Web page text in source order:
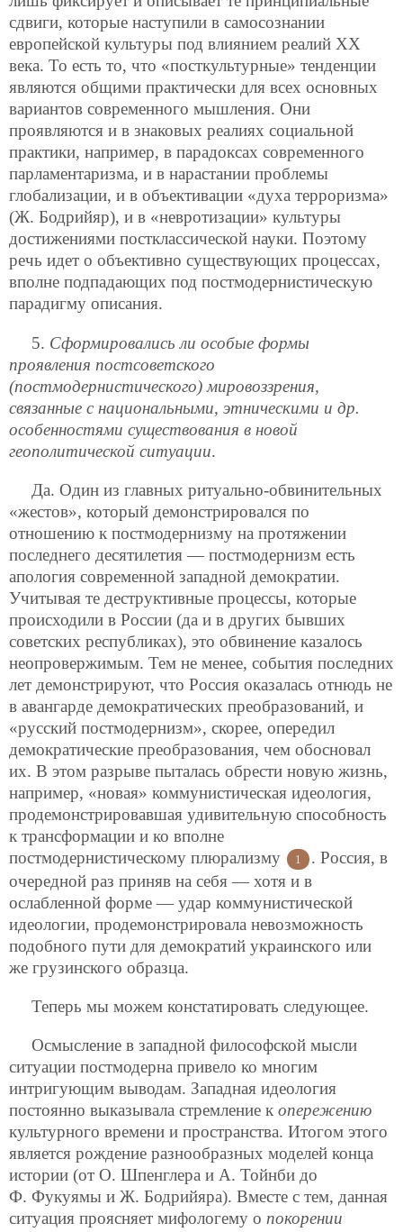
сдвиги, которые наступили в самосознании
европейской культуры под влиянием реалий XX
века. То есть то, что «посткультурные» тенденции
являются общими практически для всех основных
вариантов современного мышления. Они
проявляются и в знаковых реалиях социальной
практики, например, в парадоксах современного
парламентаризма, и в нарастании проблемы
глобализации, и в объективации «духа терроризма»
(Ж. Бодрийяр), и в «невротизации» культуры
достижениями постклассической науки. Поэтому
речь идет о объективно существующих процессах,
вполне подпадающих под постмодернистическую
парадигму описания.
5. Сформировались ли особые формы
проявления постсоветского
(постмодернистического) мировоззрения,
связанные с национальными, этническими и др.
особенностями существования в новой
геополитической ситуации.
Да. Один из главных ритуально-обвинительных
«жестов», который демонстрировался по
отношению к постмодернизму на протяжении
последнего десятилетия — постмодернизм есть
апология современной западной демократии.
Учитывая те деструктивные процессы, которые
происходили в России (да и в других бывших
советских республиках), это обвинение казалось
неопровержимым. Тем не менее, события последних
лет демонстрируют, что Россия оказалась отнюдь не
в авангарде демократических преобразований, и
«русский постмодернизм», скорее, опередил
демократические преобразования, чем обосновал
их. В этом разрыве пыталась обрести новую жизнь,
например, «новая» коммунистическая идеология,
продемонстрировавшая удивительную способность
к трансформации и ко вполне
постмодернистическому плюрализму
1
. Россия, в
очередной раз приняв на себя — хотя и в
ослабленной форме — удар коммунистической
идеологии, продемонстрировала невозможность
подобного пути для демократий украинского или
же грузинского образца.
Теперь мы можем констатировать следующее.
Осмысление в западной философской мысли
ситуации постмодерна привело ко многим
интригующим выводам. Западная идеология
постоянно выказывала стремление к опережению
культурного времени и пространства. Итогом этого
является рождение разнообразных моделей конца
истории (от О. Шпенглера и А. Тойнби до
Ф. Фукуямы и Ж. Бодрийяра). Вместе с тем, данная
ситуация проясняет мифологему о покорении